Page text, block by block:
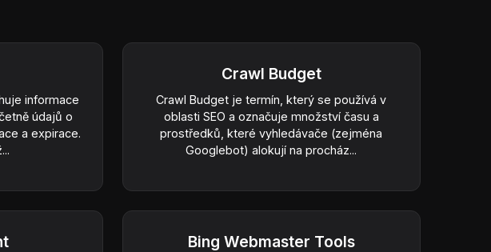
informace
údajů o
a expirace.
Crawl Budget
Crawl Budget je termín, který se používá v
oblasti SEO a označuje množství času a
prostředků, které vyhledávače (zejména
Googlebot) alokují na procház...
Bing Webmaster Tools